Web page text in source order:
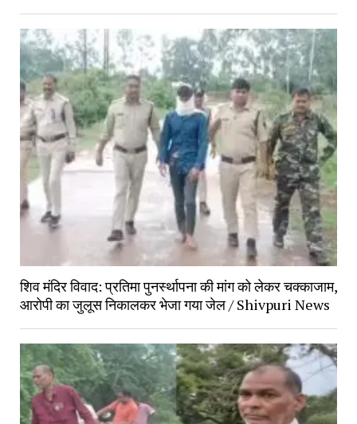
शिव मंदिर विवाद: प्रतिमा पुनर्स्थापना की मांग को लेकर चक्काजाम,
आरोपी का जुलूस निकालकर भेजा गया जेल / Shivpuri News